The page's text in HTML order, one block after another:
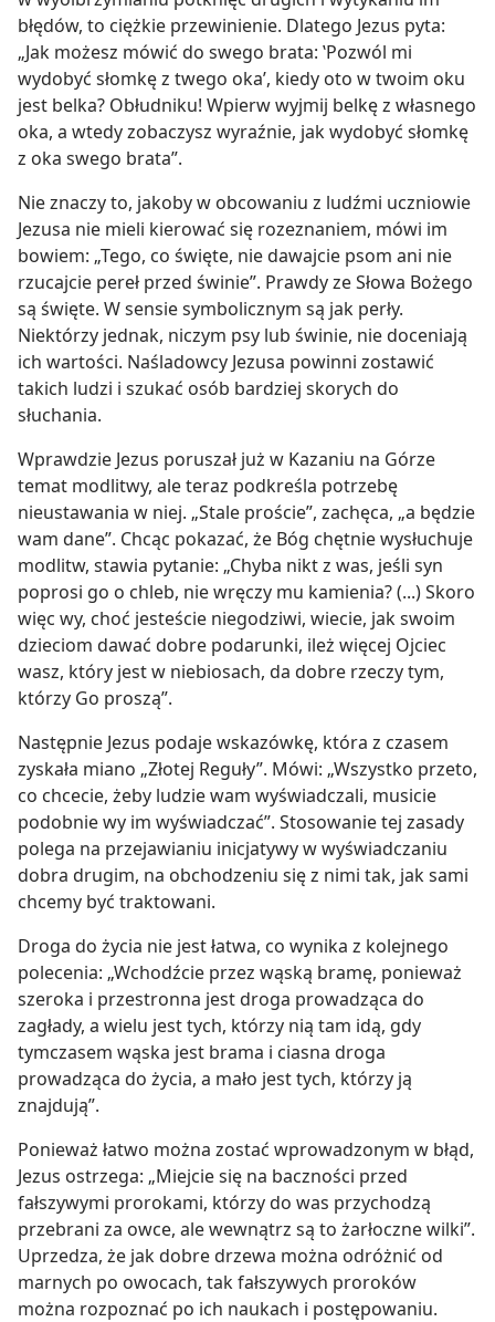
błędów, to ciężkie przewinienie. Dlatego Jezus pyta:
„Jak możesz mówić do swego brata: ‛Pozwól mi
wydobyć słomkę z twego oka’, kiedy oto w twoim oku
jest belka? Obłudniku! Wpierw wyjmij belkę z własnego
oka, a wtedy zobaczysz wyraźnie, jak wydobyć słomkę
z oka swego brata”.
Nie znaczy to, jakoby w obcowaniu z ludźmi uczniowie
Jezusa nie mieli kierować się rozeznaniem, mówi im
bowiem: „Tego, co święte, nie dawajcie psom ani nie
rzucajcie pereł przed świnie”. Prawdy ze Słowa Bożego
są święte. W sensie symbolicznym są jak perły.
Niektórzy jednak, niczym psy lub świnie, nie doceniają
ich wartości. Naśladowcy Jezusa powinni zostawić
takich ludzi i szukać osób bardziej skorych do
słuchania.
Wprawdzie Jezus poruszał już w Kazaniu na Górze
temat modlitwy, ale teraz podkreśla potrzebę
nieustawania w niej. „Stale proście”, zachęca, „a będzie
wam dane”. Chcąc pokazać, że Bóg chętnie wysłuchuje
modlitw, stawia pytanie: „Chyba nikt z was, jeśli syn
poprosi go o chleb, nie wręczy mu kamienia? (...) Skoro
więc wy, choć jesteście niegodziwi, wiecie, jak swoim
dzieciom dawać dobre podarunki, ileż więcej Ojciec
wasz, który jest w niebiosach, da dobre rzeczy tym,
którzy Go proszą”.
Następnie Jezus podaje wskazówkę, która z czasem
zyskała miano „Złotej Reguły”. Mówi: „Wszystko przeto,
co chcecie, żeby ludzie wam wyświadczali, musicie
podobnie wy im wyświadczać”. Stosowanie tej zasady
polega na przejawianiu inicjatywy w wyświadczaniu
dobra drugim, na obchodzeniu się z nimi tak, jak sami
chcemy być traktowani.
Droga do życia nie jest łatwa, co wynika z kolejnego
polecenia: „Wchodźcie przez wąską bramę, ponieważ
szeroka i przestronna jest droga prowadząca do
zagłady, a wielu jest tych, którzy nią tam idą, gdy
tymczasem wąska jest brama i ciasna droga
prowadząca do życia, a mało jest tych, którzy ją
znajdują”.
Ponieważ łatwo można zostać wprowadzonym w błąd,
Jezus ostrzega: „Miejcie się na baczności przed
fałszywymi prorokami, którzy do was przychodzą
przebrani za owce, ale wewnątrz są to żarłoczne wilki”.
Uprzedza, że jak dobre drzewa można odróżnić od
marnych po owocach, tak fałszywych proroków
można rozpoznać po ich naukach i postępowaniu.